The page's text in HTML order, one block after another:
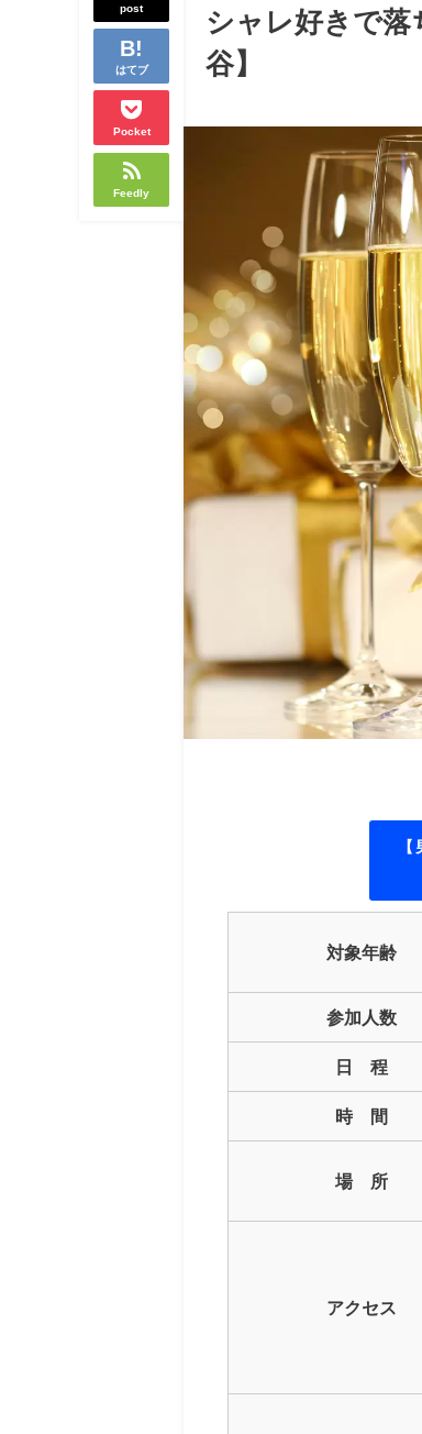
post
はてブ
Pocket
Feedly
シャレ好きで落
谷】
【
対象年齢
参加人数
日 程
時 間
場 所
アクセス